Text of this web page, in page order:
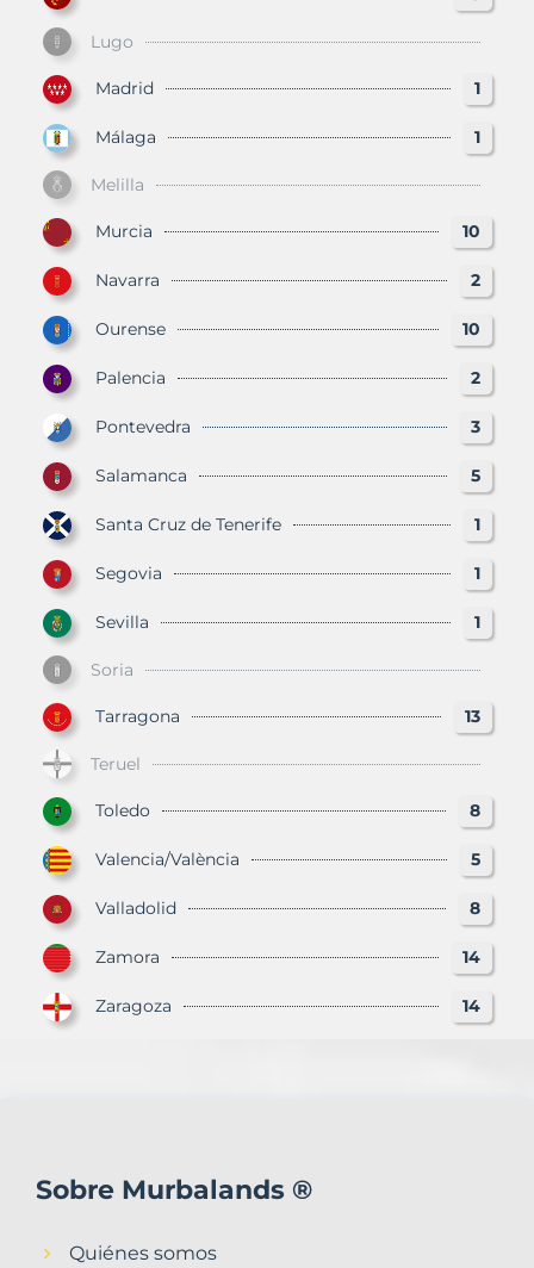
Lugo
Madrid 1
Málaga 1
Melilla
Murcia 10
Navarra 2
Ourense 10
Palencia 2
Pontevedra 3
Salamanca 5
Santa Cruz de Tenerife 1
Segovia 1
Sevilla 1
Soria
Tarragona 13
Teruel
Toledo 8
Valencia/València 5
Valladolid 8
Zamora 14
Zaragoza 14
Sobre Murbalands ®
Quiénes somos